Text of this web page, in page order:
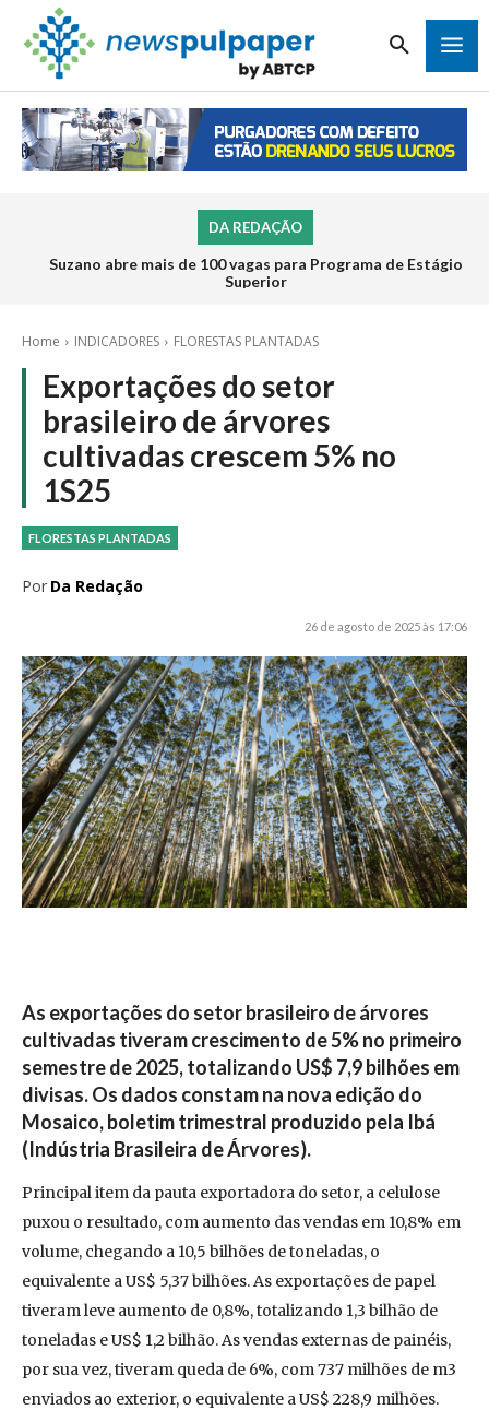
DA REDAÇÃO
Suzano abre mais de 100 vagas para Programa de Estágio
Superior
Home INDICADORES FLORESTAS PLANTADAS
Exportações do setor
brasileiro de árvores
cultivadas crescem 5% no
1S25
FLORESTAS PLANTADAS
Por Da Redação
26 de agosto de 2025 às 17:06
As exportações do setor brasileiro de árvores
cultivadas tiveram crescimento de 5% no primeiro
semestre de 2025, totalizando US$ 7,9 bilhões em
divisas. Os dados constam na nova edição do
Mosaico, boletim trimestral produzido pela Ibá
(Indústria Brasileira de Árvores).
Principal item da pauta exportadora do setor, a celulose
puxou o resultado, com aumento das vendas em 10,8% em
volume, chegando a 10,5 bilhões de toneladas, o
equivalente a US$ 5,37 bilhões. As exportações de papel
tiveram leve aumento de 0,8%, totalizando 1,3 bilhão de
toneladas e US$ 1,2 bilhão. As vendas externas de painéis,
por sua vez, tiveram queda de 6%, com 737 milhões de m3
enviados ao exterior, o equivalente a US$ 228,9 milhões.